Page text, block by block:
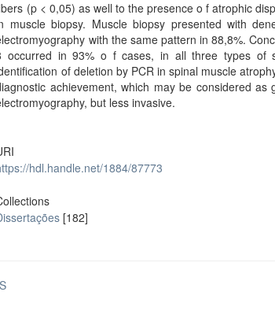
(p < 0,05) as well to the presence o f atrophic
muscle biopsy. Muscle biopsy presented with
with the same pattern in 88,8%.
occurred in 93% o f cases, in all three types of
of deletion by PCR in spinal muscle
achievement, which may be considered as
but less invasive.
hdl.handle.net/1884/87773
[182]